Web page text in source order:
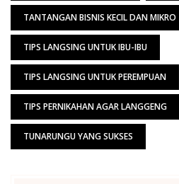
TANTANGAN BISNIS KECIL DAN MIKRO
TIPS LANGSING UNTUK IBU-IBU
TIPS LANGSING UNTUK PEREMPUAN
TIPS PERNIKAHAN AGAR LANGGENG
TUNARUNGU YANG SUKSES